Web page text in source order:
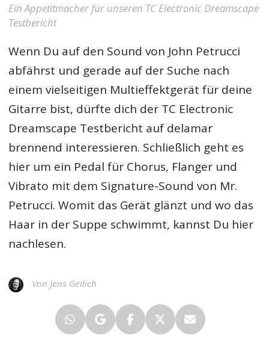
Ein Appetitmacher für unseren TC Electronic Dreamscape
Testbericht
Wenn Du auf den Sound von John Petrucci
abfährst und gerade auf der Suche nach
einem vielseitigen Multieffektgerät für deine
Gitarre bist, dürfte dich der TC Electronic
Dreamscape Testbericht auf delamar
brennend interessieren. Schließlich geht es
hier um ein Pedal für Chorus, Flanger und
Vibrato mit dem Signature-Sound von Mr.
Petrucci. Womit das Gerät glänzt und wo das
Haar in der Suppe schwimmt, kannst Du hier
nachlesen.
Von Jens Geilich